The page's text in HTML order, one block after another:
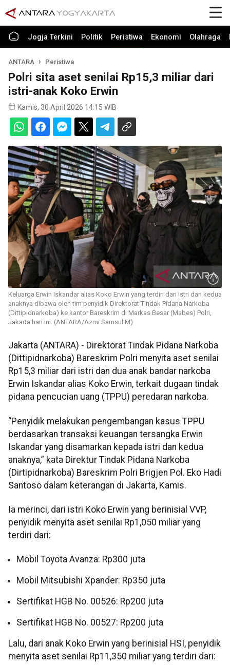
Jogja Terkini Politik Peristiwa Ekonomi Olahraga
ANTARA Peristiwa
Polri sita aset senilai Rp15,3 miliar dari
istri-anak Koko Erwin
Kamis, 30 April 2026 14:15 WIB
Keluarga Erwin Iskandar alias Koko Erwin yang terdiri dari istri dan kedua
anaknya dibawa oleh tim penyidik Direktorat Tindak Pidana Narkoba
(Dittipidnarkoba) ke kantor Bareskrim di Markas Besar (Mabes) Polri,
Jakarta hari ini. (ANTARA/Azmi Samsul M)
Jakarta (ANTARA) - Direktorat Tindak Pidana Narkoba
(Dittipidnarkoba) Bareskrim Polri menyita aset senilai
Rp15,3 miliar dari istri dan dua anak bandar narkoba
Erwin Iskandar alias Koko Erwin, terkait dugaan tindak
pidana pencucian uang (TPPU) peredaran narkoba.
“Penyidik melakukan pengembangan kasus TPPU
berdasarkan transaksi keuangan tersangka Erwin
Iskandar yang disamarkan kepada istri dan kedua
anaknya,” kata Direktur Tindak Pidana Narkoba
(Dirtipidnarkoba) Bareskrim Polri Brigjen Pol. Eko Hadi
Santoso dalam keterangan di Jakarta, Kamis.
Ia merinci, dari istri Koko Erwin yang berinisial VVP,
penyidik menyita aset senilai Rp1,050 miliar yang
terdiri dari:
Mobil Toyota Avanza: Rp300 juta
Mobil Mitsubishi Xpander: Rp350 juta
Sertifikat HGB No. 00526: Rp200 juta
Sertifikat HGB No. 00527: Rp200 juta
Lalu, dari anak Koko Erwin yang berinisial HSI, penyidik
menyita aset senilai Rp11,350 miliar yang terdiri dari: